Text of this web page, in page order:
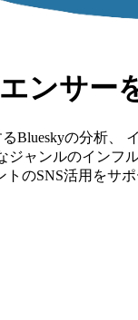
ンサー
Blueskyの分析
ャンルのイン
のSNS活用をサポ